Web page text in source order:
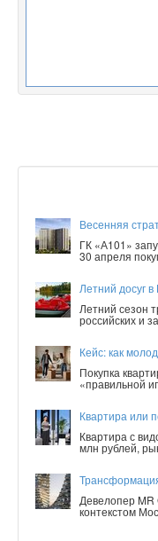
Весенняя
ГК «А101»
30 апреля
Летний досуг
Летний сезон
российских и
Кейс: как
Покупка
«правильной
Квартира или
Квартира с
млн рублей,
Девелопер MR
контекстом